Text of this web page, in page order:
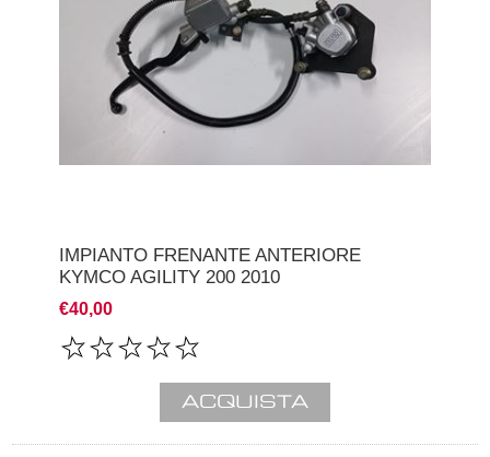
IMPIANTO FRENANTE ANTERIORE
KYMCO AGILITY 200 2010
€40,00